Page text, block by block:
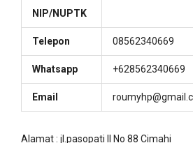
NIP/NUPTK
Telepon 08562340669
Whatsapp +628562340669
Email
Alamat : jl.pasopati Il No 88 Cimahi